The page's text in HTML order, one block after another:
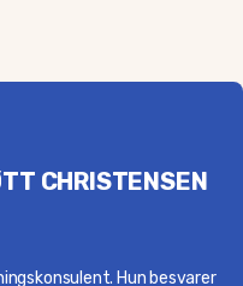
CHRISTENSEN
Hun besvarer